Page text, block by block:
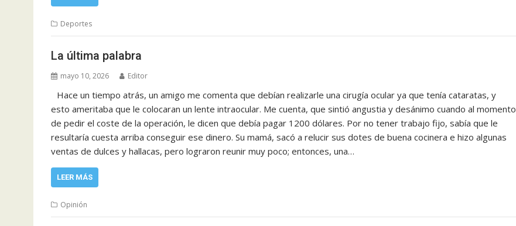
Deportes
‎La última palabra
mayo 10, 2026 Editor
‎Hace un tiempo atrás, un amigo me comenta que debían realizarle una cirugía ocular ya que tenía cataratas, y
esto ameritaba que le colocaran un lente intraocular. Me cuenta, que sintió angustia y desánimo cuando al momento
de pedir el coste de la operación, le dicen que debía pagar 1200 dólares. ‎‎Por no tener trabajo fijo, sabía que le
resultaría cuesta arriba conseguir ese dinero. Su mamá, sacó a relucir sus dotes de buena cocinera e hizo algunas
ventas de dulces y hallacas, pero lograron reunir muy poco; entonces, una…
LEER MÁS
Opinión